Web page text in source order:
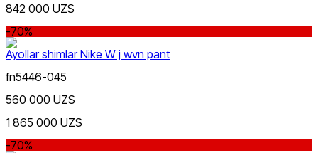
Бордовый
842 000 UZS
-70%
Ayollar shimlar Nike W j wvn pant
fn5446-045
560 000 UZS
1 865 000 UZS
-70%